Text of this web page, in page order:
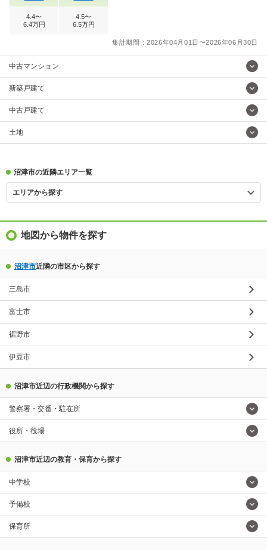
4.4〜
6.4万円
4.5〜
6.5万円
集計期間：2026年04月01日〜2026年06月30日
中古マンション
新築戸建て
中古戸建て
土地
沼津市の近隣エリア一覧
エリアから探す
地図から物件を探す
沼津市近隣の市区から探す
三島市
富士市
裾野市
伊豆市
沼津市近辺の行政機関から探す
警察署・交番・駐在所
役所・役場
沼津市近辺の教育・保育から探す
中学校
予備校
保育所